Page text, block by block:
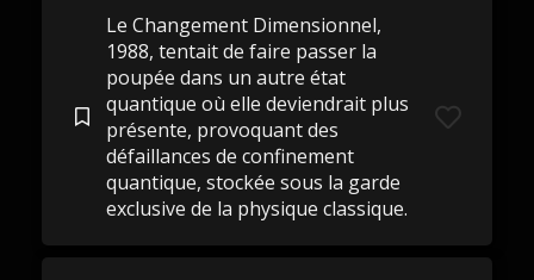
Le Changement Dimensionnel,
1988, tentait de faire passer la
poupée dans un autre état
quantique où elle deviendrait plus
présente, provoquant des
défaillances de confinement
quantique, stockée sous la garde
exclusive de la physique classique.